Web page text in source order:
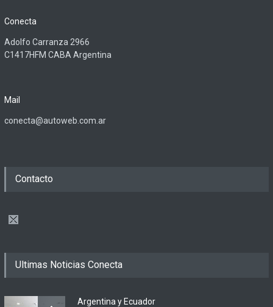
Conecta
Adolfo Carranza 2966
C1417HFM CABA Argentina
Mail
conecta@autoweb.com.ar
Contacto
Ultimas Noticias Conecta
Argentina y Ecuador